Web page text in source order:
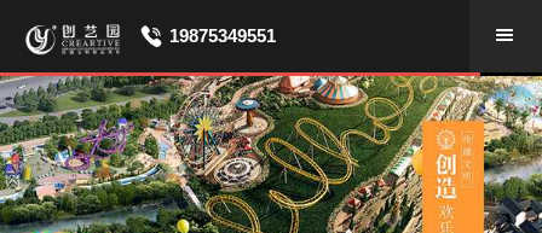
19875349551